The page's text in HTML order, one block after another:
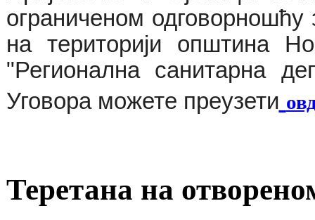
ограниченом
на територији општина
"Регионална санитарна
Уговора можете преузети
Теретана на